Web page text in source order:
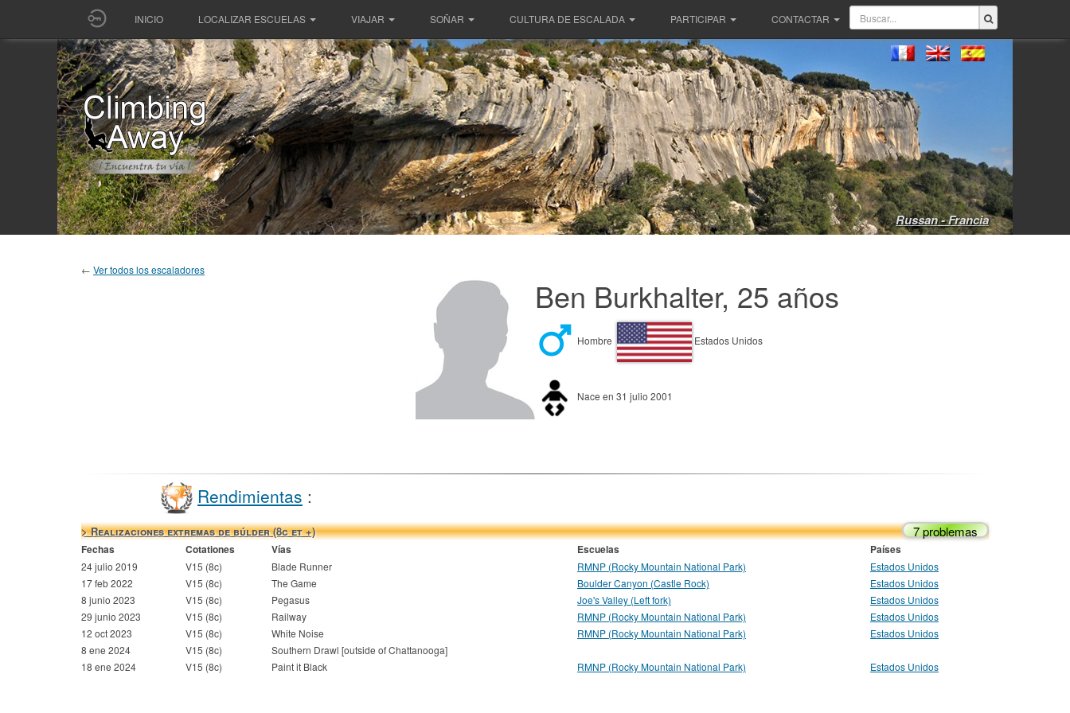
INICIO LOCALIZAR ESCUELAS VIAJAR SOÑAR CULTURA DE ESCALADA PARTICIPAR CONTACTAR
Russan - Francia
← Ver todos los escaladores
Ben Burkhalter, 25 años
Hombre Estados Unidos
Nace en 31 julio 2001
Rendimientas :
> Realizaciones extremas de búlder (8c et +) 7 problemas
Fechas Cotationes Vías Escuelas Países
24 julio 2019 V15 (8c) Blade Runner RMNP (Rocky Mountain National Park)
Estados Unidos
17 feb 2022
V15 (8c) The Game Boulder Canyon (Castle Rock)
Estados Unidos
8 junio 2023
V15 (8c) Pegasus Joe's Valley (Left fork)
Estados Unidos
29 junio 2023
V15 (8c) Railway RMNP (Rocky Mountain National Park)
Estados Unidos
12 oct 2023
V15 (8c) White Noise RMNP (Rocky Mountain National Park)
Estados Unidos
8 ene 2024
V15 (8c)
Southern Drawl [outside of Chattanooga]
18 ene 2024
V15 (8c) Paint it Black RMNP (Rocky Mountain National Park) Estados Unidos